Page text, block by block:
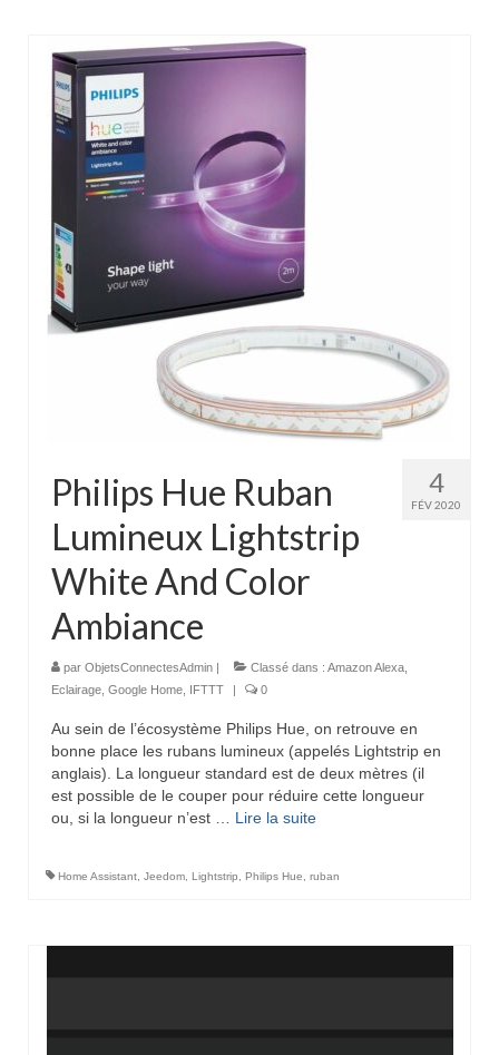
4
FÉV 2020
Philips Hue Ruban
Lumineux Lightstrip
White And Color
Ambiance
par ObjetsConnectesAdmin | Classé dans : Amazon Alexa
Eclairage Google Home IFTTT | 0
Au sein de l’écosystème Philips Hue, on retrouve en
bonne place les rubans lumineux (appelés Lightstrip en
anglais). La longueur standard est de deux mètres (il
est possible de le couper pour réduire cette longueur
ou, si la longueur n’est … Lire la suite­­
Home Assistant Jeedom Lightstrip Philips Hue ruban